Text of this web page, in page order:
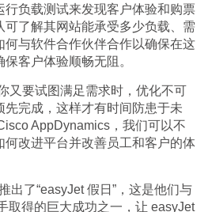
行负载测试来发现客户体验和购票
了解其网站能承受多少负载、需
何与软件合作伙伴合作以确保在这
客户体验顺畅无阻。
又要试图满足需求时，优化不可
完成，这样才有时间防患于未
AppDynamics，我们可以不
何改进平台并改善员工和客户的体
出了“easyJet 假日”，这是他们与
取得的巨大成功之一，让 easyJet